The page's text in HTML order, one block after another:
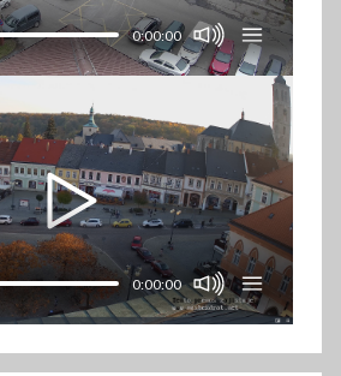
0:00:00
0:00:00